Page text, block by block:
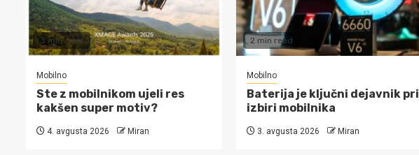
3 min read
Mobilno
Ste z mobilnikom ujeli res
kakšen super motiv?
4. avgusta 2026 Miran
2 min read
Mobilno
Baterija je ključni dejavnik pri
izbiri mobilnika
3. avgusta 2026 Miran